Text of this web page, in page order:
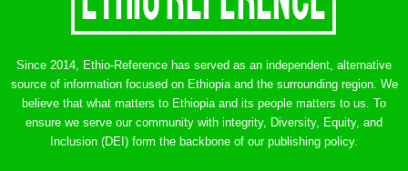
Since 2014, Ethio-Reference has served as an independent, alternative
source of information focused on Ethiopia and the surrounding region. We
believe that what matters to Ethiopia and its people matters to us. To
ensure we serve our community with integrity, Diversity, Equity, and
Inclusion (DEI) form the backbone of our publishing policy.